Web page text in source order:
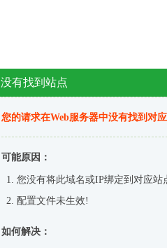
没有找到站点
您的请求在Web服务器中没有找到对
可能原因：
您没有将此域名或IP绑定到对应站
配置文件未生效!
如何解决：